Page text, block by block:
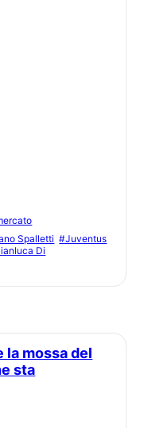
Spalletti #Juventus
Di
sta